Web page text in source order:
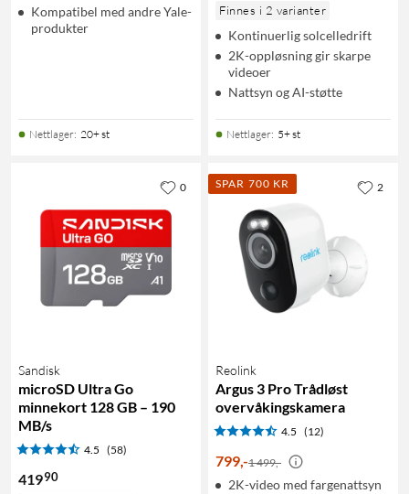
Kompatibel med andre Yale-
produkter
Nettlager: 20+ st
Finnes i 2 varianter
Kontinuerlig solcelledrift
2K-oppløsning gir skarpe
videoer
Nattsyn og AI-støtte
Nettlager: 5+ st
Sandisk
microSD Ultra Go
minnekort 128 GB – 190
MB/s
4.5 (58)
41990
0 SPAR 700 KR
Reolink
Argus 3 Pro Trådløst
overvåkingskamera
4.5 (12)
799-1 499,-
2K-video med fargenattsyn
2